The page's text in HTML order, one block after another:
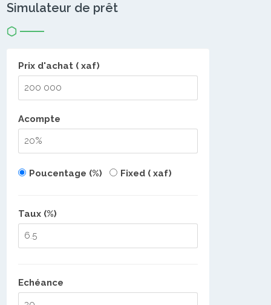
Simulateur de prêt
Prix d'achat ( xaf)
Acompte
Poucentage (%) Fixed ( xaf)
Taux (%)
Echéance